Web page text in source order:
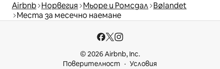
Airbnb Норвегия Мьоре и Ромсдал Bølandet
Места за месечно наемане
© 2026 Airbnb, Inc.
Поверителност
Условия